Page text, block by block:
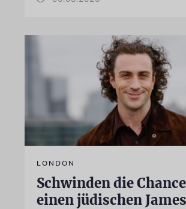
LONDON
Schwinden die
einen jüdischen